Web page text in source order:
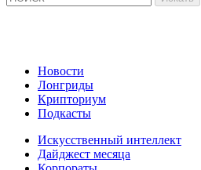
Новости
Лонгриды
Крипториум
Подкасты
Искусственный интеллект
Дайджест месяца